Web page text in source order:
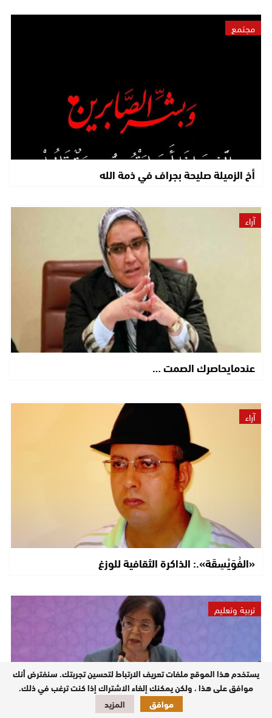
مجتمع
أخ الزميلة صليحة بجراف في ذمة الله
آراء
عندمايحاصرك الصمت …
آراء
«الفُوَيْسِقَة».: الذاكرة الثقافية للوزغ
تربية وتعليم
يستخدم هذا الموقع ملفات تعريف الارتباط لتحسين تجربتك. سنفترض أنك
موافق على هذا ، ولكن يمكنك إلغاء الاشتراك إذا كنت ترغب في ذلك.
موافق
المزيد